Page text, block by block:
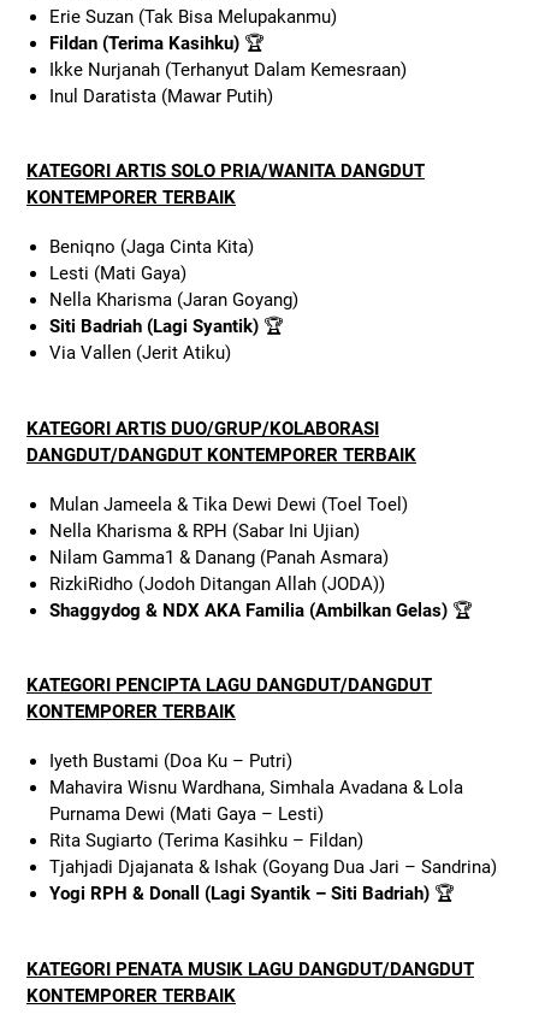
Erie Suzan (Tak Bisa Melupakanmu)
Fildan (Terima Kasihku)🏆
Ikke Nurjanah (Terhanyut Dalam Kemesraan)
Inul Daratista (Mawar Putih)
KATEGORI ARTIS SOLO PRIA/WANITA DANGDUT
KONTEMPORER TERBAIK
Beniqno (Jaga Cinta Kita)
Lesti (Mati Gaya)
Nella Kharisma (Jaran Goyang)
Siti Badriah (Lagi Syantik)🏆
Via Vallen (Jerit Atiku)
KATEGORI ARTIS DUO/GRUP/KOLABORASI
DANGDUT/DANGDUT KONTEMPORER TERBAIK
Mulan Jameela & Tika Dewi Dewi (Toel Toel)
Nella Kharisma & RPH (Sabar Ini Ujian)
Nilam Gamma1 & Danang (Panah Asmara)
RizkiRidho (Jodoh Ditangan Allah (JODA))
Shaggydog & NDX AKA Familia (Ambilkan Gelas)🏆
KATEGORI PENCIPTA LAGU DANGDUT/DANGDUT
KONTEMPORER TERBAIK
Iyeth Bustami (Doa Ku – Putri)
Mahavira Wisnu Wardhana, Simhala Avadana & Lola
Purnama Dewi (Mati Gaya – Lesti)
Rita Sugiarto (Terima Kasihku – Fildan)
Tjahjadi Djajanata & Ishak (Goyang Dua Jari – Sandrina)
Yogi RPH & Donall (Lagi Syantik – Siti Badriah)🏆
KATEGORI PENATA MUSIK LAGU DANGDUT/DANGDUT
KONTEMPORER TERBAIK